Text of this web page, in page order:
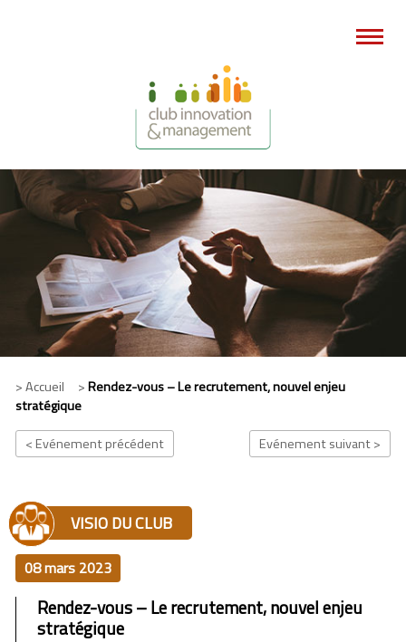
> Accueil >Rendez-vous – Le recrutement, nouvel enjeu
stratégique
< Evénement précédent
Evénement suivant >
VISIO DU CLUB
08 mars 2023
Rendez-vous – Le recrutement, nouvel enjeu
stratégique